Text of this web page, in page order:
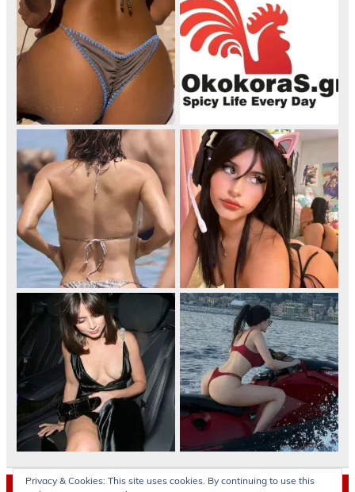
Privacy & Cookies: This site uses cookies. By continuing to use this